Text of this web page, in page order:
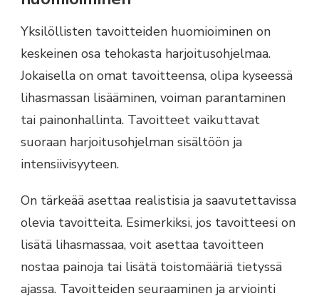
Yksilöllisten tavoitteiden huomioiminen on
keskeinen osa tehokasta harjoitusohjelmaa.
Jokaisella on omat tavoitteensa, olipa kyseessä
lihasmassan lisääminen, voiman parantaminen
tai painonhallinta. Tavoitteet vaikuttavat
suoraan harjoitusohjelman sisältöön ja
intensiivisyyteen.
On tärkeää asettaa realistisia ja saavutettavissa
olevia tavoitteita. Esimerkiksi, jos tavoitteesi on
lisätä lihasmassaa, voit asettaa tavoitteen
nostaa painoja tai lisätä toistomääriä tietyssä
ajassa. Tavoitteiden seuraaminen ja arviointi